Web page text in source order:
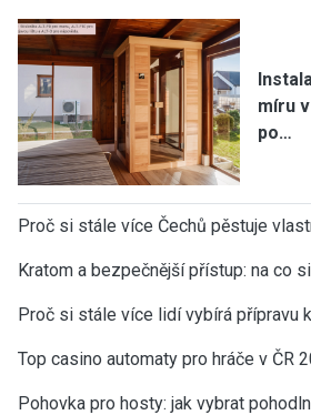
míru
po…
Proč si stále více Čechů pěstuje
Kratom a bezpečnější přístup: na co
Proč si stále více lidí vybírá přípravu
Top casino automaty pro hráče v ČR
Pohovka pro hosty: jak vybrat